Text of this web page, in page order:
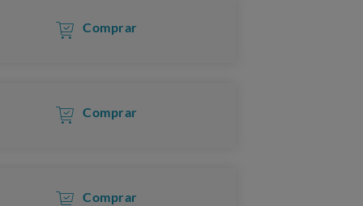
Comprar
Comprar
Comprar